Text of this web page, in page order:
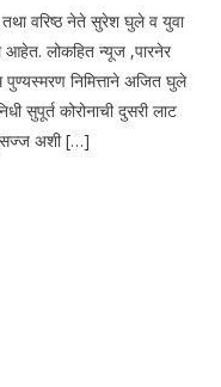
तथा वरिष्ठ नेते सुरेश घुले व युवा
लोकहित न्यूज ,पारनेर
निमित्ताने अजित घुले
सुपूर्त कोरोनाची दुसरी लाट
सुसज्ज अशी […]